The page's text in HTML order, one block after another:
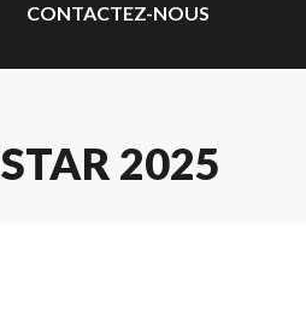
CONTACTEZ-NOUS
2025